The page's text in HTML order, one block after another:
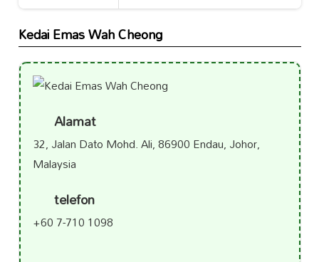
Kedai Emas Wah Cheong
Alamat
32, Jalan Dato Mohd. Ali, 86900 Endau, Johor,
Malaysia
telefon
+60 7-710 1098